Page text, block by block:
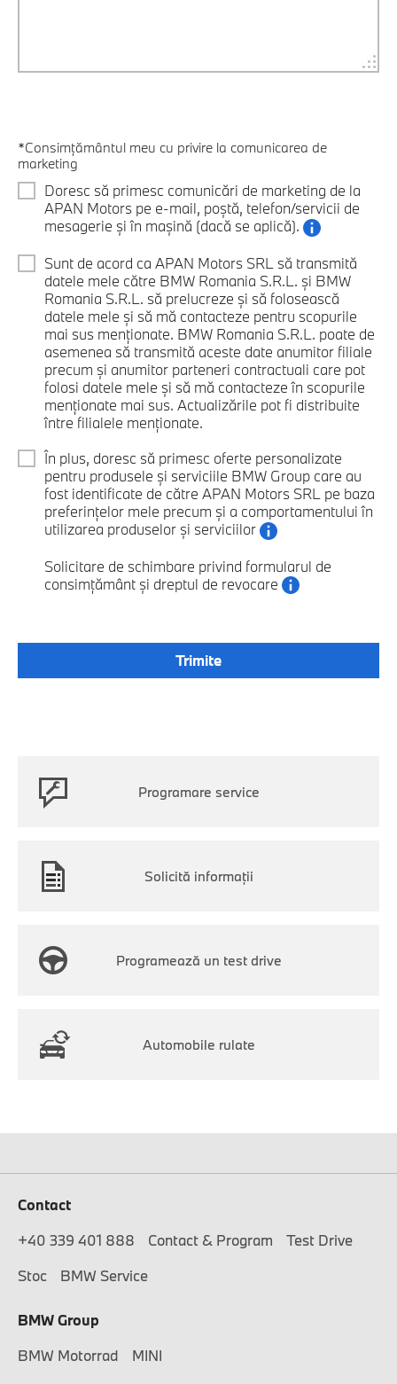
*Consimțământul meu cu privire la comunicarea de
marketing
Doresc să primesc comunicări de marketing de la
APAN Motors pe e-mail, poștă, telefon/servicii de
mesagerie și în mașină (dacă se aplică).
Sunt de acord ca APAN Motors SRL să transmită
datele mele către BMW Romania S.R.L. și BMW
Romania S.R.L. să prelucreze și să folosească
datele mele și să mă contacteze pentru scopurile
mai sus menționate. BMW Romania S.R.L. poate de
asemenea să transmită aceste date anumitor filiale
precum și anumitor parteneri contractuali care pot
folosi datele mele și să mă contacteze în scopurile
menționate mai sus. Actualizările pot fi distribuite
între filialele menționate.
În plus, doresc să primesc oferte personalizate
pentru produsele și serviciile BMW Group care au
fost identificate de către APAN Motors SRL pe baza
preferințelor mele precum și a comportamentului în
utilizarea produselor și serviciilor
Solicitare de schimbare privind formularul de
consimțământ și dreptul de revocare
Programare service
Solicită informații
Programează un test drive
Automobile rulate
Contact
+40 339 401 888
Contact & Program
Test Drive
Stoc
BMW Service
BMW Group
BMW Motorrad
MINI